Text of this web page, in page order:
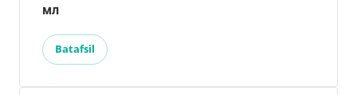
мл
Batafsil